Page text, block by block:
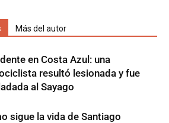
Más del autor
en Costa Azul: una
resultó lesionada y fue
al Sayago
sigue la vida de Santiago